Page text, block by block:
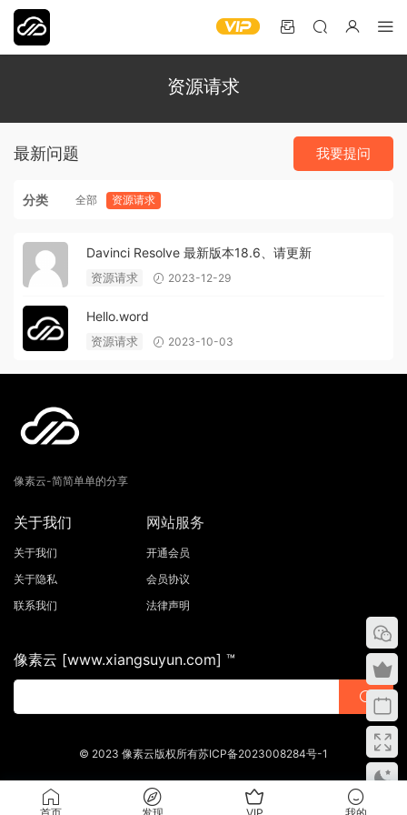
资源请求
最新问题 我要提问
分类 全部 资源请求
Davinci Resolve 最新版本18.6、请更新
资源请求 2023-12-29
Hello.word
资源请求 2023-10-03
像素云-简简单单的分享
关于我们
关于我们
关于隐私
联系我们
网站服务
开通会员
会员协议
法律声明
像素云 [www.xiangsuyun.com] ™
© 2023 像素云版权所有苏ICP备2023008284号-1